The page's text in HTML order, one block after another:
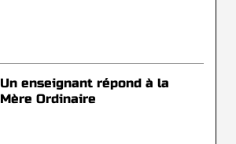
Un enseignant répond à la
Mère Ordinaire